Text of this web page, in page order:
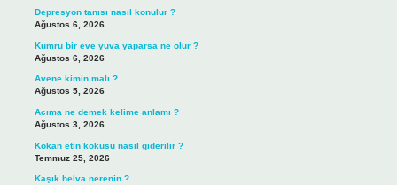
Depresyon tanısı nasıl konulur ?
Ağustos 6, 2026
Kumru bir eve yuva yaparsa ne olur ?
Ağustos 6, 2026
Avene kimin malı ?
Ağustos 5, 2026
Acıma ne demek kelime anlamı ?
Ağustos 3, 2026
Kokan etin kokusu nasıl giderilir ?
Temmuz 25, 2026
Kaşık helva nerenin ?